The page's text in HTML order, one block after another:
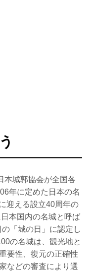
本城郭協会が全国各
年に定めた日本の名
迎える設立40周年の
本国内の名城と呼ば
「城の日」に認定し
の名城は、観光地と
要性、復元の正確性
などの審査により選